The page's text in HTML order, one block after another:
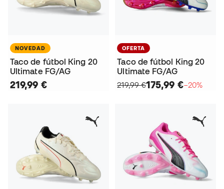
NOVEDAD
Taco de fútbol King 20
Ultimate FG/AG
219,99 €
OFERTA
Taco de fútbol King 20
Ultimate FG/AG
219,99 €175,99 €−20%